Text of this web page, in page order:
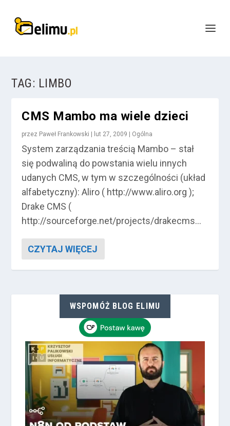
TAG: LIMBO
CMS Mambo ma wiele dzieci
przez Paweł Frankowski lut 27, 2009 Ogólna
System zarządzania treścią Mambo – stał
się podwaliną do powstania wielu innych
udanych CMS, w tym w szczególności (układ
alfabetyczny): Aliro ( http://www.aliro.org );
Drake CMS (
http://sourceforge.net/projects/drakecms...
CZYTAJ WIĘCEJ
WSPOMÓŻ BLOG ELIMU